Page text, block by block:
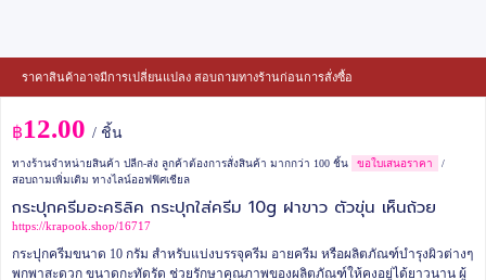
ราคาสินค้าอาจมีการเปลี่ยนแปลง สอบถามทางร้านก่อนการสั่งซื้อ
฿12.00 / ชิ้น
ทางร้านจำหน่ายสินค้า ปลีก-ส่ง ลูกค้าต้องการสั่งสินค้า มากกว่า 100 ชิ้น ขอใบเสนอราคา
/
สอบถามเพิ่มเติม ทางไลน์ออฟฟิศเชียล
กระปุกครีมอะคริลิค กระปุกใส่ครีม 10g ฝาขาว ตัวขุ่น เห็นถ้วย
https://krapook.shop/16717
กระปุกครีมขนาด 10 กรัม สำหรับแบ่งบรรจุครีม อายครีม หรือผลิตภัณฑ์บำรุงผิวต่างๆ
พกพาสะดวก ขนาดกะทัดรัด ช่วยรักษาคุณภาพของผลิตภัณฑ์ให้คงอยู่ได้ยาวนาน ผู้